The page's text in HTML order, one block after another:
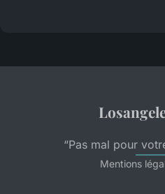
“Pas mal pour
Mentions